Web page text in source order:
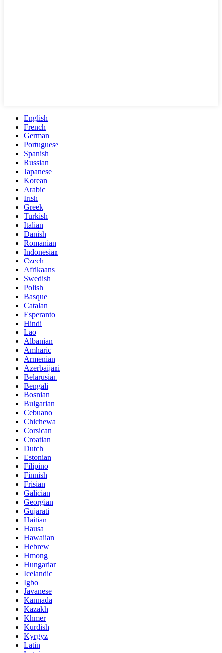
English
French
German
Portuguese
Spanish
Russian
Japanese
Korean
Arabic
Irish
Greek
Turkish
Italian
Danish
Romanian
Indonesian
Czech
Afrikaans
Swedish
Polish
Basque
Catalan
Esperanto
Hindi
Lao
Albanian
Amharic
Armenian
Azerbaijani
Belarusian
Bengali
Bosnian
Bulgarian
Cebuano
Chichewa
Corsican
Croatian
Dutch
Estonian
Filipino
Finnish
Frisian
Galician
Georgian
Gujarati
Haitian
Hausa
Hawaiian
Hebrew
Hmong
Hungarian
Icelandic
Igbo
Javanese
Kannada
Kazakh
Khmer
Kurdish
Kyrgyz
Latin